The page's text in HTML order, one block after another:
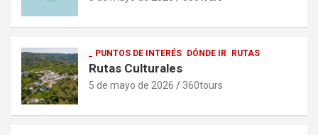
_ PUNTOS DE INTERÉS DÓNDE IR RUTAS
Rutas Culturales
5 de mayo de 2026 360tours